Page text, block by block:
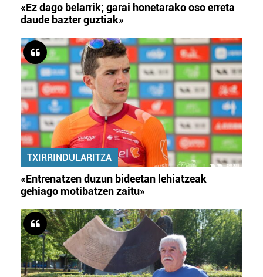
«Ez dago belarrik; garai honetarako oso erreta
daude bazter guztiak»
TXIRRINDULARITZA
«Entrenatzen duzun bideetan lehiatzeak
gehiago motibatzen zaitu»